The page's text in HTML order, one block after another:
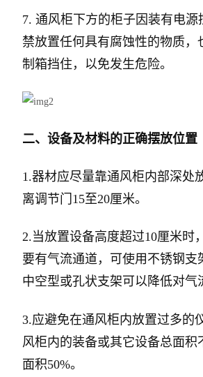
7. 通风柜下方的柜子因装有电源
禁放置任何具有腐蚀性的物质，
制箱挡住，以免发生危险。
二、设备及材料的正确摆放位置
1.器材应尽量靠通风柜内部深处
离调节门15至20厘米。
2.当放置设备高度超过10厘米时
要有气流通道，可使用不锈钢支
中空型或孔状支架可以降低对气
3.应避免在通风柜内放置过多的
风柜内的装备或其它设备总面积
面积50%。